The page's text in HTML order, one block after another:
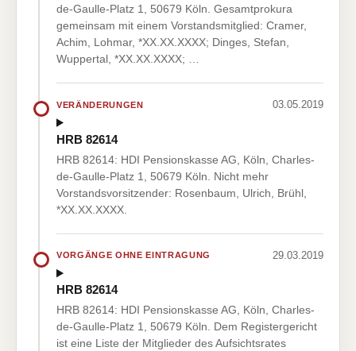
de-Gaulle-Platz 1, 50679 Köln. Gesamtprokura
gemeinsam mit einem Vorstandsmitglied: Cramer,
Achim, Lohmar, *XX.XX.XXXX; Dinges, Stefan,
Wuppertal, *XX.XX.XXXX; …
VERÄNDERUNGEN 03.05.2019
HRB 82614
HRB 82614: HDI Pensionskasse AG, Köln, Charles-
de-Gaulle-Platz 1, 50679 Köln. Nicht mehr
Vorstandsvorsitzender: Rosenbaum, Ulrich, Brühl,
*XX.XX.XXXX.
VORGÄNGE OHNE EINTRAGUNG 29.03.2019
HRB 82614
HRB 82614: HDI Pensionskasse AG, Köln, Charles-
de-Gaulle-Platz 1, 50679 Köln. Dem Registergericht
ist eine Liste der Mitglieder des Aufsichtsrates